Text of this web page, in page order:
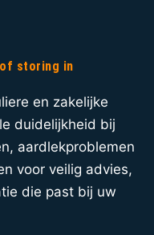
storing in
en zakelijke
duidelijkheid bij
aardlekproblemen
voor veilig advies,
die past bij uw